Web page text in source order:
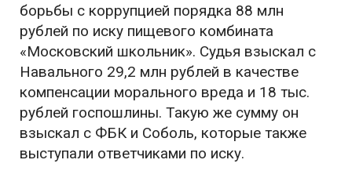
борьбы с коррупцией порядка 88 млн
рублей по иску пищевого комбината
«Московский школьник». Судья взыскал с
Навального 29,2 млн рублей в качестве
компенсации морального вреда и 18 тыс.
рублей госпошлины. Такую же сумму он
взыскал с ФБК и Соболь, которые также
выступали ответчиками по иску.